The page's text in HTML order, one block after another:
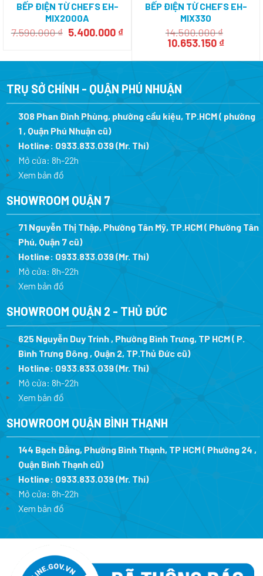
BẾP ĐIỆN TỪ CHEFS EH-
MIX2000A
7.590.000₫ Giá
7.590.000 ₫.
5.400.000 ₫Giá
là:
BẾP ĐIỆN TỪ CHEFS EH-
MIX330
14.500.000₫
Giá
là:
10.653.150 ₫Giá
tại
TRỤ SỞ CHÍNH - QUẬN PHÚ NHUẬN
308 Phan Đình Phùng, phường cầu kiệu, TP.HCM ( phường
1 , Quận Phú Nhuận cũ)
Hotline: 0933.833.039(Mr. Thi)
Mở cửa: 8h-22h
Xem bản đồ
SHOWROOM QUẬN 7
71 Nguyễn Thị Thập, Phường Tân Mỹ, TP.HCM ( Phường Tân
Phú, Quận 7 cũ)
Hotline: 0933.833.039(Mr. Thi)
Mở cửa: 8h-22h
Xem bản đồ
SHOWROOM QUẬN 2 - THỦ ĐỨC
625 Nguyễn Duy Trinh , Phường Bình Trưng, TP HCM ( P.
Bình Trưng Đông , Quận 2, TP.Thủ Đức cũ)
Hotline: 0933.833.039(Mr. Thi)
Mở cửa: 8h-22h
Xem bản đồ
SHOWROOM QUẬN BÌNH THẠNH
144 Bạch Đằng, Phường Bình Thạnh, TP HCM ( Phường 24 ,
Quận Bình Thạnh cũ)
Hotline: 0933.833.039(Mr. Thi)
Mở cửa: 8h-22h
Xem bản đồ